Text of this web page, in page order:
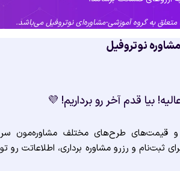
به گروه آموزشی-مشاوره‌ای نوتروفیل می‌باشد.
نوتروفیل
بیا قدم آخر رو برداریم! 💜
و قیمت‌های طرح‌های مختلف مشاوره‌مون سر
ثبت‌نام و رزرو مشاوره برداری، اطلاعاتت رو تو